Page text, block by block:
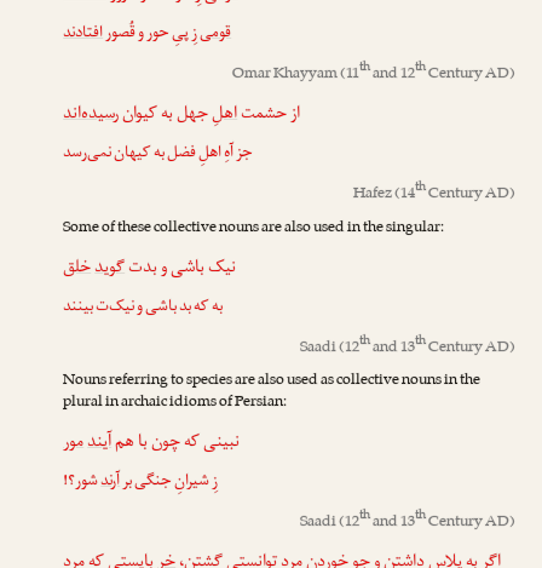
قومی زِ پیِ حور و قُصورافتادند
Omar Khayyam(11thand 12thCentury AD)
از حشمتاهلِجهل به کیوانرسیده‌اند
جز آهِ اهلِ فضل به کیهان نمی‌رسد
Hafez(14thCentury AD)
Some of these collective nouns are also used in the singular:
نیک باشی و بدتگویدخلق
به که بد باشی و نیک‌ت بینند
Saadi(12thand 13thCentury AD)
Nouns referring to species are also used as collective nouns in the
plural in archaic idioms of Persian:
نبینی که چون با همآیندمور
زِ شیرانِ جنگی برآرندشور؟!
Saadi(12thand 13thCentury AD)